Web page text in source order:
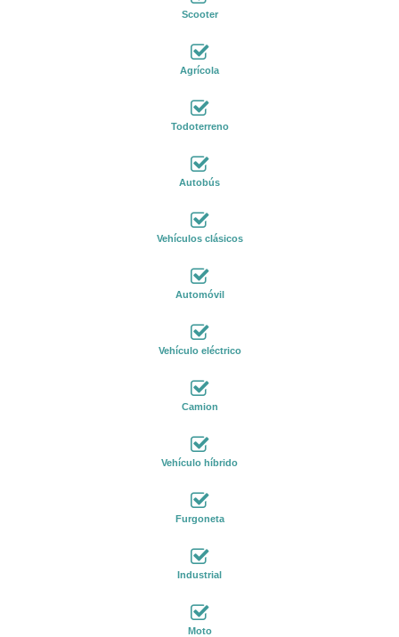
Scooter
Agrícola
Todoterreno
Autobús
Vehículos clásicos
Automóvil
Vehículo eléctrico
Camion
Vehículo híbrido
Furgoneta
Industrial
Moto